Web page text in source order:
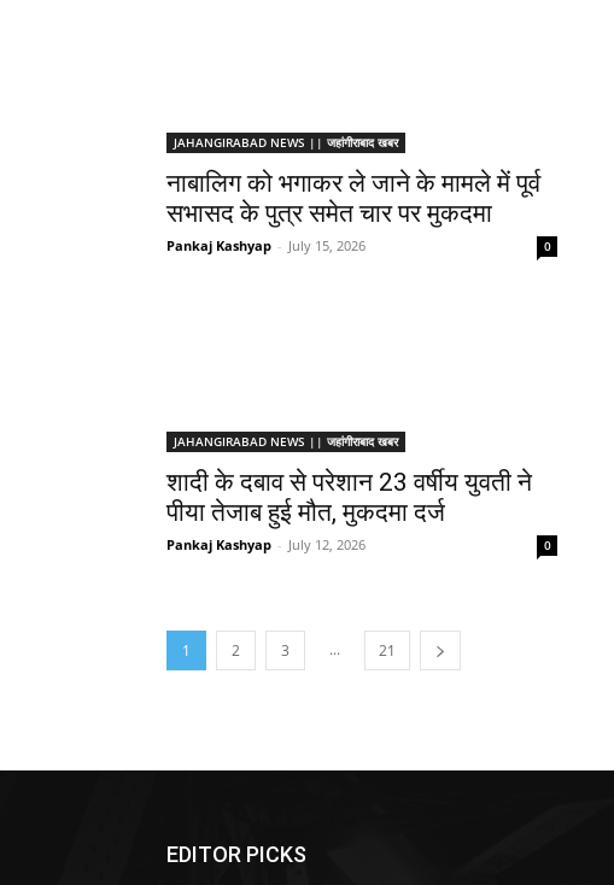
JAHANGIRABAD NEWS || जहांगीराबाद खबर
नाबालिग को भगाकर ले जाने के मामले में पूर्व
सभासद के पुत्र समेत चार पर मुकदमा
Pankaj Kashyap - July 15, 2026 0
JAHANGIRABAD NEWS || जहांगीराबाद खबर
शादी के दबाव से परेशान 23 वर्षीय युवती ने
पीया तेजाब हुई मौत, मुकदमा दर्ज
Pankaj Kashyap - July 12, 2026 0
1 2 3 ... 21
EDITOR PICKS